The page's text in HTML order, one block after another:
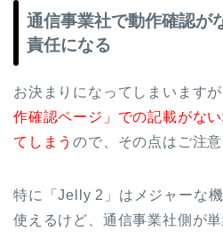
通信事業社で動作確認が
責任になる
お決まりになってしまいます
作確認ページ」での記載がな
てしまうので、その点はご注意
特に「Jelly 2」はメジャーな
使えるけど、通信事業社側が